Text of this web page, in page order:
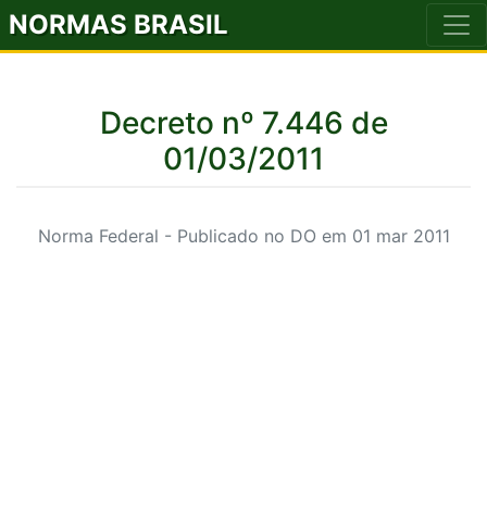
NORMAS BRASIL
Decreto nº 7.446 de
01/03/2011
Norma Federal - Publicado no DO em 01 mar 2011